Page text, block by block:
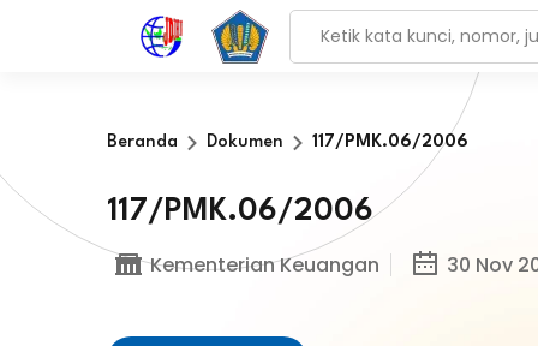
Beranda Dokumen 117/PMK.06/2006
117/PMK.06/2006
Kementerian Keuangan 30 Nov